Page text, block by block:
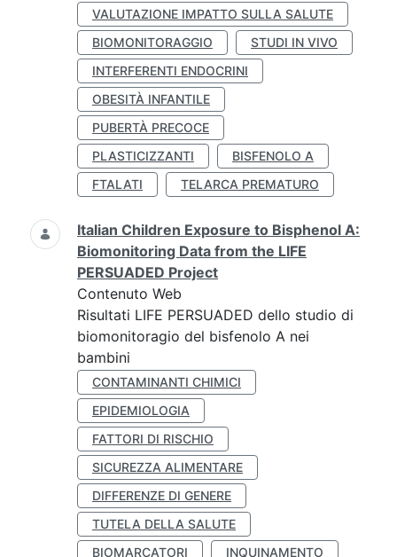
VALUTAZIONE IMPATTO SULLA SALUTE
BIOMONITORAGGIO
STUDI IN VIVO
INTERFERENTI ENDOCRINI
OBESITÀ INFANTILE
PUBERTÀ PRECOCE
PLASTICIZZANTI
BISFENOLO A
FTALATI
TELARCA PREMATURO
Italian Children Exposure to Bisphenol A:
Biomonitoring Data from the LIFE
PERSUADED Project
Contenuto Web
Risultati LIFE PERSUADED dello studio di
biomonitoragio del bisfenolo A nei
bambini
CONTAMINANTI CHIMICI
EPIDEMIOLOGIA
FATTORI DI RISCHIO
SICUREZZA ALIMENTARE
DIFFERENZE DI GENERE
TUTELA DELLA SALUTE
BIOMARCATORI
INQUINAMENTO